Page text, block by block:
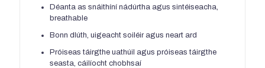
Déanta as snáithíní nádúrtha agus sintéiseacha,
breathable
Bonn dlúth, uigeacht soiléir agus neart ard
Próiseas táirgthe uathúil agus próiseas táirgthe
seasta, cáilíocht chobhsaí